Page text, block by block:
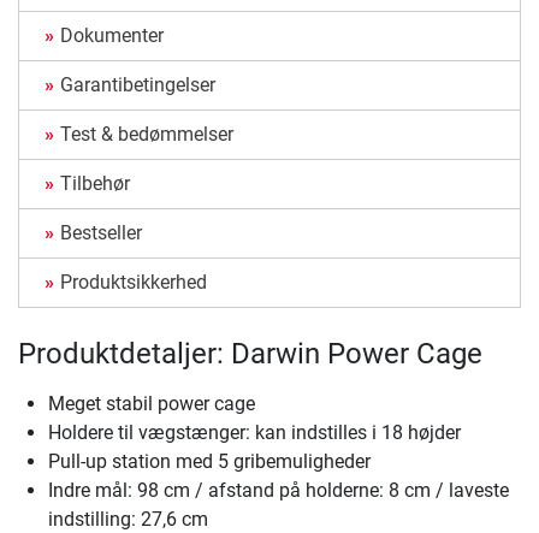
Dokumenter
Garantibetingelser
Test & bedømmelser
Tilbehør
Bestseller
Produktsikkerhed
Produktdetaljer: Darwin Power Cage
Meget stabil power cage
Holdere til vægstænger: kan indstilles i 18 højder
Pull-up station med 5 gribemuligheder
Indre mål: 98 cm / afstand på holderne: 8 cm / laveste
indstilling: 27,6 cm